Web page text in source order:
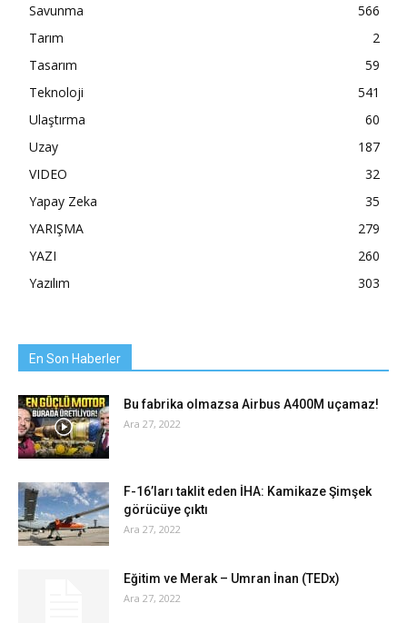
Savunma
566
Tarım
2
Tasarım
59
Teknoloji
541
Ulaştırma
60
Uzay
187
VIDEO
32
Yapay Zeka
35
YARIŞMA
279
YAZI
260
Yazılım
303
En Son Haberler
Bu fabrika olmazsa Airbus A400M uçamaz!
Ara 27, 2022
F-16’ları taklit eden İHA: Kamikaze Şimşek
görücüye çıktı
Ara 27, 2022
Eğitim ve Merak – Umran İnan (TEDx)
Ara 27, 2022